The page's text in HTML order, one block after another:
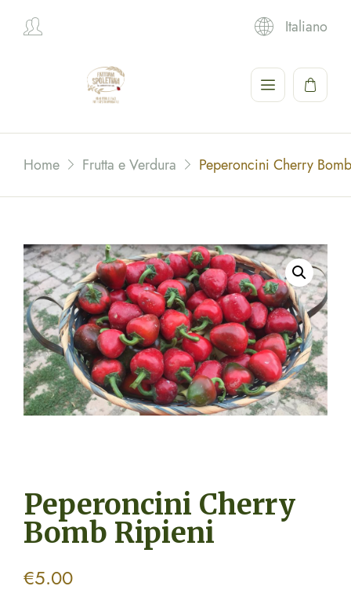
Hi, Italiano
Home Frutta e Verdura Peperoncini Cherry
Peperoncini Cherry
Bomb Ripieni
€5.00